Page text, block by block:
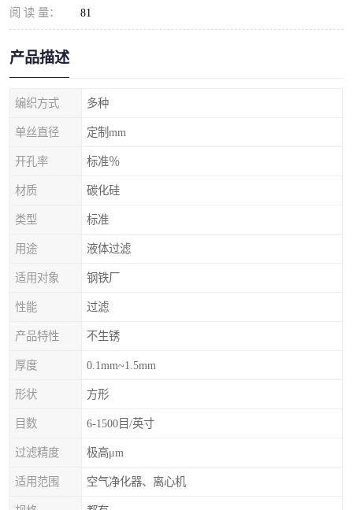
阅 读 量： 81
产品描述
编织方式 多种
单丝直径 定制mm
开孔率 标准％
材质 碳化硅
类型 标准
用途 液体过滤
适用对象 钢铁厂
性能 过滤
产品特性 不生锈
厚度 0.1mm~1.5mm
形状 方形
目数 6-1500目/英寸
过滤精度 极高μm
适用范围 空气净化器、离心机